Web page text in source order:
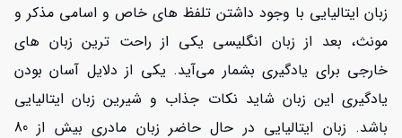
زبان ایتالیایی با وجود داشتن تلفظ های خاص و اسامی مذکر و
مونث، بعد از زبان انگلیسی یکی از راحت ترین زبان های
خارجی برای یادگیری بشمار می‌آید. یکی از دلایل آسان بودن
یادگیری این زبان شاید نکات جذاب و شیرین زبان ایتالیایی
باشد. زبان ایتالیایی در حال حاضر زبان مادری بیش از 80